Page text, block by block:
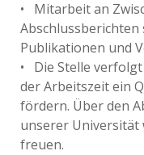
• Mitarbeit an
Abschlussberichten
Publikationen und
• Die Stelle
der Arbeitszeit ein
fördern. Über den
unserer Universität
freuen.